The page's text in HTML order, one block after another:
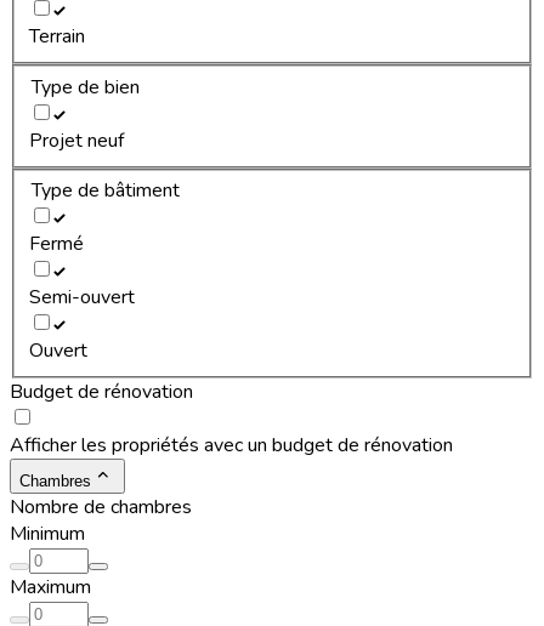
Terrain
Type de bien
Projet neuf
Type de bâtiment
Fermé
Semi-ouvert
Ouvert
Budget de rénovation
Afficher les propriétés avec un budget de rénovation
Chambres
Nombre de chambres
Minimum
Maximum